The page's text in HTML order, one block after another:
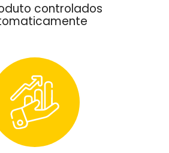
controlados